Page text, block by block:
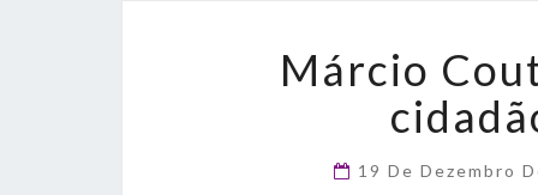
Márcio
19 De Dezembro